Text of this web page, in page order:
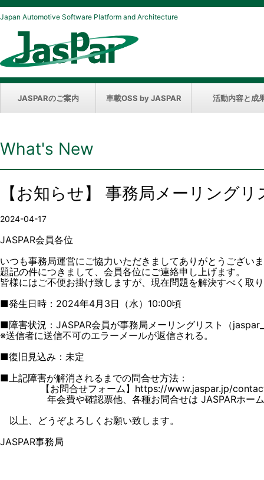
Japan Automotive Software Platform and Architecture
JASPARのご案内 車載OSS by JASPAR 活動内容と成
What's New
【お知らせ】 事務局メーリング
2024-04-17
JASPAR会員各位
いつも事務局運営にご協力いただきましてありがとうござい
題記の件につきまして、会員各位にご連絡申し上げます。
皆様にはご不便お掛け致しますが、現在問題を解決すべく取
■発生日時：2024年4月3日（水）10:00頃
■障害状況：JASPAR会員が事務局メーリングリスト（
※送信者に送信不可のエラーメールが返信される。
■復旧見込み：未定
■上記障害が解消されるまでの問合せ方法：
【お問合せフォーム】https://www.jaspar.jp/
年会費や確認票他、各種お問合せは JASPARホームペ
以上、どうぞよろしくお願い致します。
JASPAR事務局